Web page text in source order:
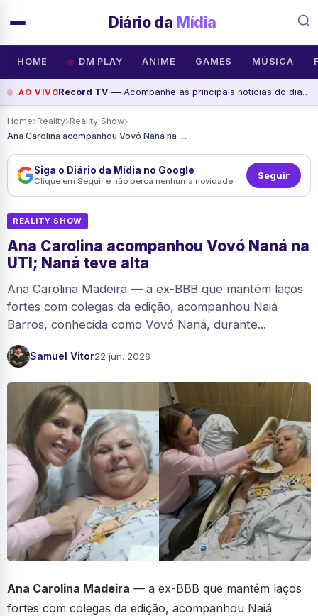
Diário da Mídia
HOME DM PLAY ANIME GAMES MÚSICA
AO VIVORecord TV — Acompanhe as principais notícias do dia na Record News, assista agora
Home›Reality›Reality Show›
Ana Carolina acompanhou Vovó Naná na UTI; Naná teve alta
Siga o Diário da Mídia no Google
Clique em Seguir e não perca nenhuma novidade. Seguir
REALITY SHOW
Ana Carolina acompanhou Vovó Naná na
UTI; Naná teve alta
Ana Carolina Madeira — a ex-BBB que mantém laços
fortes com colegas da edição, acompanhou Naiá
Barros, conhecida como Vovó Naná, durante...
Samuel Vitor22 jun. 2026
Ana Carolina Madeira — a ex-BBB que mantém laços
fortes com colegas da edição, acompanhou Naiá